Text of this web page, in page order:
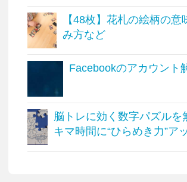
【48枚】花札の絵柄の意
み方など
Facebookのアカウント
脳トレに効く数字パズルを
キマ時間に“ひらめき力”ア